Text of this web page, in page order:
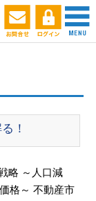
！
略 ～人口減
格～ 不動産市